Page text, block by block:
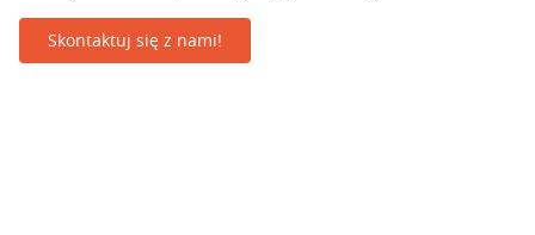
Skontaktuj się z nami!